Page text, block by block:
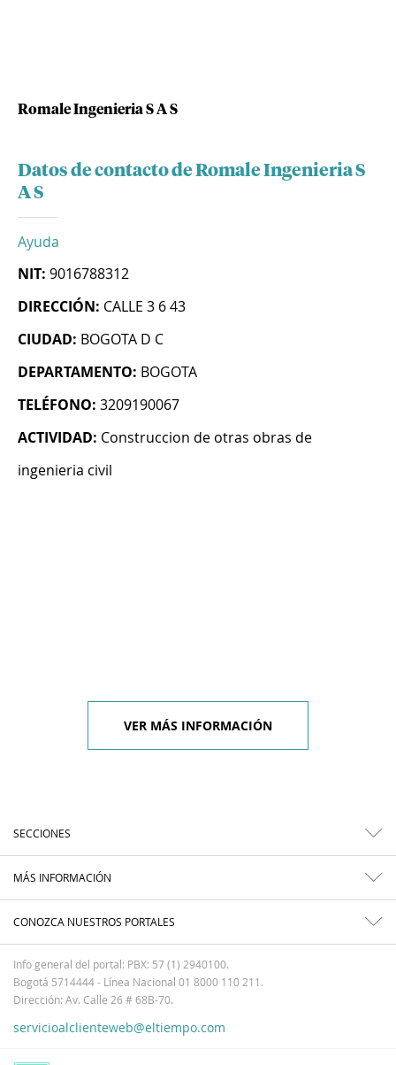
Romale Ingenieria S A S
Datos de contacto de Romale Ingenieria S
A S
Ayuda
NIT: 9016788312
DIRECCIÓN: CALLE 3 6 43
CIUDAD: BOGOTA D C
DEPARTAMENTO: BOGOTA
TELÉFONO: 3209190067
ACTIVIDAD: Construccion de otras obras de
ingenieria civil
VER MÁS INFORMACIÓN
SECCIONES
MÁS INFORMACIÓN
CONOZCA NUESTROS PORTALES
Info general del portal: PBX: 57 (1) 2940100.
Bogotá 5714444 - Línea Nacional 01 8000 110 211.
Dirección: Av. Calle 26 # 68B-70.
servicioalclienteweb@eltiempo.com